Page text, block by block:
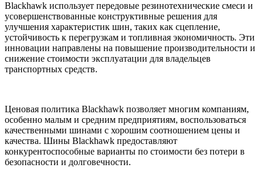
Blackhawk использует передовые резинотехнические смеси и
усовершенствованные конструктивные решения для
улучшения характеристик шин, таких как сцепление,
устойчивость к перегрузкам и топливная экономичность. Эти
инновации направлены на повышение производительности и
снижение стоимости эксплуатации для владельцев
транспортных средств.
Ценовая политика Blackhawk позволяет многим компаниям,
особенно малым и средним предприятиям, воспользоваться
качественными шинами с хорошим соотношением цены и
качества. Шины Blackhawk предоставляют
конкурентоспособные варианты по стоимости без потери в
безопасности и долговечности.